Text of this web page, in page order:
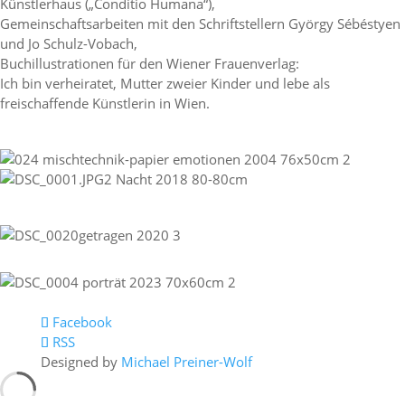
Künstlerhaus („Conditio Humana“),
Gemeinschaftsarbeiten mit den Schriftstellern György Sébéstyen
und Jo Schulz-Vobach,
Buchillustrationen für den Wiener Frauenverlag:
Ich bin verheiratet, Mutter zweier Kinder und lebe als
freischaffende Künstlerin in Wien.
Facebook
RSS
Designed by Michael Preiner-Wolf